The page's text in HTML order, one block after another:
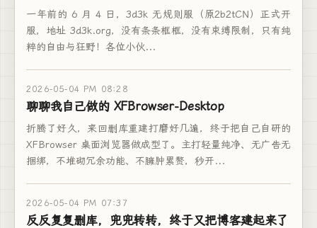
一年前的 6 月 4 日，3d3k 无规则服（原2b2tCN）正式开
服，地址 3d3k.org，没有条条框框，没有束缚限制，只有纯
粹的自由与狂野！各位小伙...
2026-05-04 PM 08:28
聊聊我自己做的 XFBrowser-Desktop
折腾了好久，来回删库重建打磨好几遍，终于把自己自研的
XFBrowser 桌面浏览器做成型了。主打轻量纯净、无广告无
捆绑，不堆砌冗余功能、不臃肿累赘，秒开...
2026-05-04 PM 07:37
反反复复删库，兜兜转转，终于又把博客建起来了